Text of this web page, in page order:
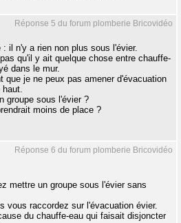
Réponse 5 du forum plomberie Bricovidéo
il n'y a rien non plus sous l'évier.
qu'il y ait quelque chose entre chauffe-
dans le mur.
que je ne peux pas amener d'évacuation
haut.
groupe sous l'évier ?
moins de place ?
Réponse 6 du forum plomberie Bricovidéo
mettre un groupe sous l'évier sans
vous raccordez sur l'évacuation évier.
du chauffe-eau qui faisait disjoncter